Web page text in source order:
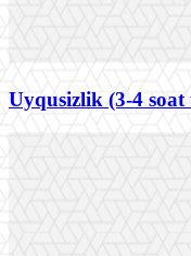
Uyqusizlik (3-4